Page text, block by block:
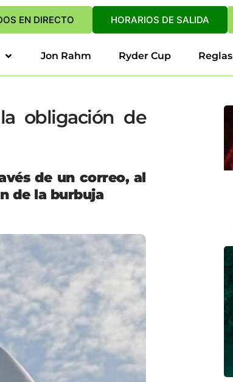
EN DIRECTO HORARIOS DE SALIDA
Jon Rahm Ryder Cup Reglas
obligación de
de un correo, al
de la burbuja